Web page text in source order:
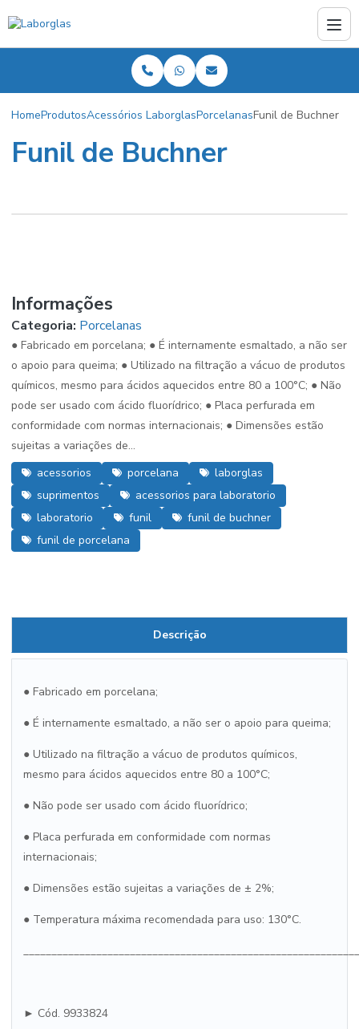
HomeProdutosAcessórios LaborglasPorcelanasFunil de Buchner
Funil de Buchner
Informações
Categoria: Porcelanas
● Fabricado em porcelana; ● É internamente esmaltado, a não ser
o apoio para queima; ● Utilizado na filtração a vácuo de produtos
químicos, mesmo para ácidos aquecidos entre 80 a 100°C; ● Não
pode ser usado com ácido fluorídrico; ● Placa perfurada em
conformidade com normas internacionais; ● Dimensões estão
sujeitas a variações de...
acessorios
porcelana
laborglas
suprimentos
acessorios para laboratorio
laboratorio
funil
funil de buchner
funil de porcelana
Descrição
● Fabricado em porcelana;
● É internamente esmaltado, a não ser o apoio para queima;
● Utilizado na filtração a vácuo de produtos químicos,
mesmo para ácidos aquecidos entre 80 a 100°C;
● Não pode ser usado com ácido fluorídrico;
● Placa perfurada em conformidade com normas
internacionais;
● Dimensões estão sujeitas a variações de ± 2%;
● Temperatura máxima recomendada para uso: 130°C.
► Cód. 9933824